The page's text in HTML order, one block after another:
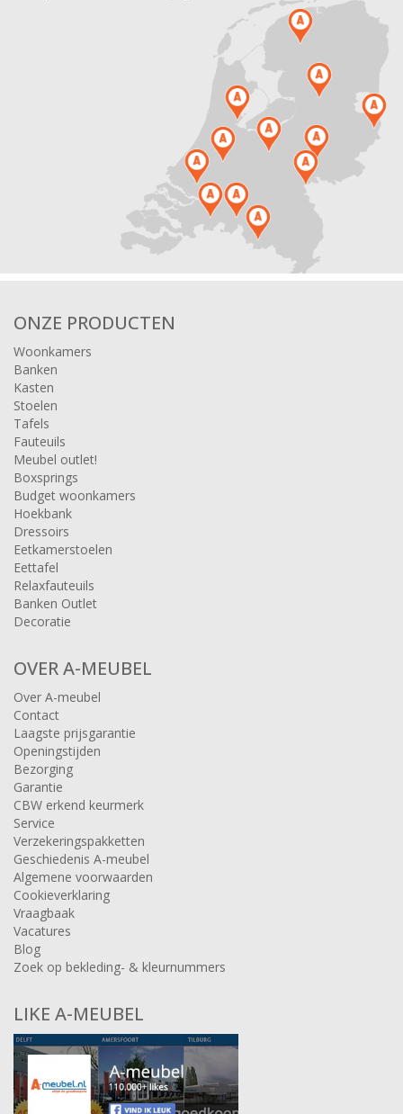
ONZE PRODUCTEN
Woonkamers
Banken
Kasten
Stoelen
Tafels
Fauteuils
Meubel outlet!
Boxsprings
Budget woonkamers
Hoekbank
Dressoirs
Eetkamerstoelen
Eettafel
Relaxfauteuils
Banken Outlet
Decoratie
OVER A-MEUBEL
Over A-meubel
Contact
Laagste prijsgarantie
Openingstijden
Bezorging
Garantie
CBW erkend keurmerk
Service
Verzekeringspakketten
Geschiedenis A-meubel
Algemene voorwaarden
Cookieverklaring
Vraagbaak
Vacatures
Blog
Zoek op bekleding- & kleurnummers
LIKE A-MEUBEL